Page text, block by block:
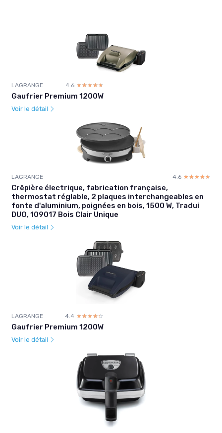
LAGRANGE 4.6 ☆☆☆☆☆
★★★★★
Gaufrier Premium 1200W
Voir le détail
LAGRANGE 4.6 ☆☆☆☆☆
★★★★★
Crêpière électrique, fabrication française,
thermostat réglable, 2 plaques interchangeables en
fonte d'aluminium, poignées en bois, 1500 W, Tradui
DUO, 109017 Bois Clair Unique
Voir le détail
LAGRANGE 4.4 ☆☆☆☆☆
★★★★★
Gaufrier Premium 1200W
Voir le détail